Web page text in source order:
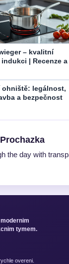
– kvalitní
| Recenze a
ohniště: legálnost,
a bezpečnost
the day with
tymem.
overeni.